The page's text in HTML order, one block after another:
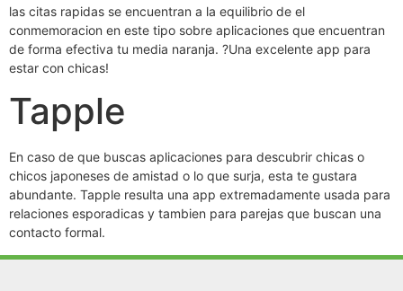
las citas rapidas se encuentran a la equilibrio de el
conmemoracion en este tipo sobre aplicaciones que encuentran
de forma efectiva tu media naranja. ?Una excelente app para
estar con chicas!
Tapple
En caso de que buscas aplicaciones para descubrir chicas o
chicos japoneses de amistad o lo que surja, esta te gustara
abundante. Tapple resulta una app extremadamente usada para
relaciones esporadicas y tambien para parejas que buscan una
contacto formal.